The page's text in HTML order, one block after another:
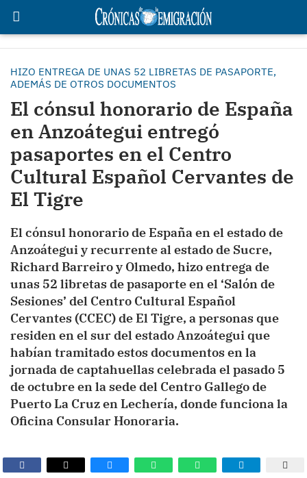
HIZO ENTREGA DE UNAS 52 LIBRETAS DE PASAPORTE,
ADEMÁS DE OTROS DOCUMENTOS
El cónsul honorario de España
en Anzoátegui entregó
pasaportes en el Centro
Cultural Español Cervantes de
El Tigre
El cónsul honorario de España en el estado de
Anzoátegui y recurrente al estado de Sucre,
Richard Barreiro y Olmedo, hizo entrega de
unas 52 libretas de pasaporte en el ‘Salón de
Sesiones’ del Centro Cultural Español
Cervantes (CCEC) de El Tigre, a personas que
residen en el sur del estado Anzoátegui que
habían tramitado estos documentos en la
jornada de captahuellas celebrada el pasado 5
de octubre en la sede del Centro Gallego de
Puerto La Cruz en Lechería, donde funciona la
Oficina Consular Honoraria.